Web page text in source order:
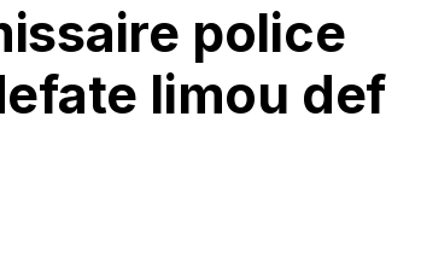
police
limou def